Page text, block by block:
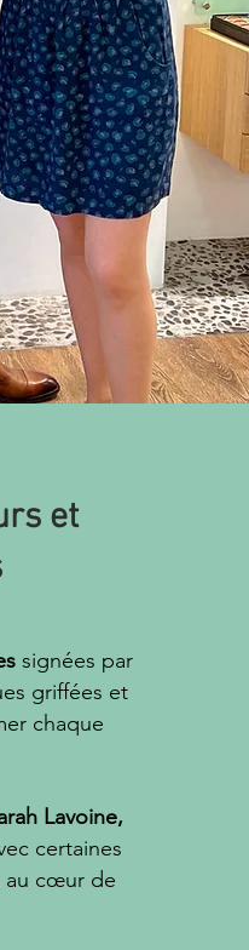
et
signées par
griffées et
chaque
Lavoine,
certaines
au cœur de